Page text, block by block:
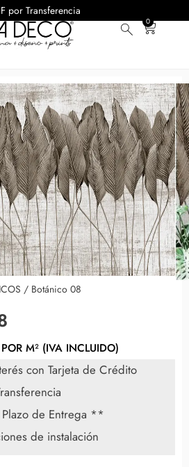
por Transferencia
0
/ Botánico 08
POR M² (IVA INCLUIDO)
con Tarjeta de Crédito
de Entrega **
de instalación